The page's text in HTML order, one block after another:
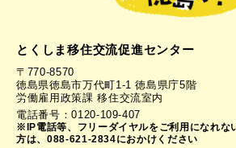
とくしま移住交流促進センター
〒770-8570
徳島県徳島市万代町1-1 徳島県庁5階
労働雇用政策課 移住交流室内
電話番号：0120-109-407
※IP電話等、フリーダイヤルをご利用になれな
方は、088-621-2834におかけください